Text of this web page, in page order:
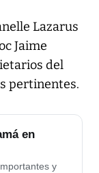
Lazarus
Jaime
del
pertinentes.
en
y